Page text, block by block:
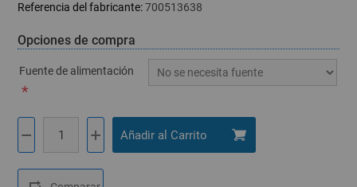
Referencia del fabricante: 700513638
Opciones de compra
Fuente de alimentación
*